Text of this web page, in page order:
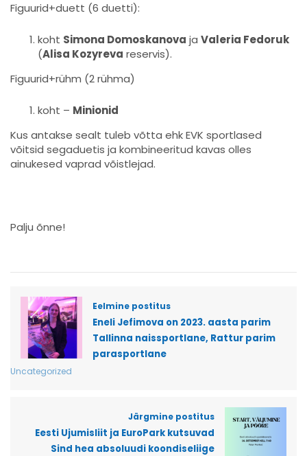
Figuurid+duett (6 duetti):
koht Simona Domoskanova ja Valeria Fedoruk
(Alisa Kozyreva reservis).
Figuurid+rühm (2 rühma)
koht – Minionid
Kus antakse sealt tuleb võtta ehk EVK sportlased
võitsid segaduetis ja kombineeritud kavas olles
ainukesed vaprad võistlejad.
Palju õnne!
Eelmine postitus
Eneli Jefimova on 2023. aasta parim
Tallinna naissportlane, Rattur parim
parasportlane
Uncategorized
Järgmine postitus
Eesti Ujumisliit ja EuroPark kutsuvad
Sind hea absoluudi koondiseliige